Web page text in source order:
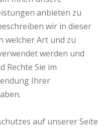
anbieten zu
wir in dieser
welcher Art und zu
werden und
Rechte Sie im
Ihrer
auf unserer Seite